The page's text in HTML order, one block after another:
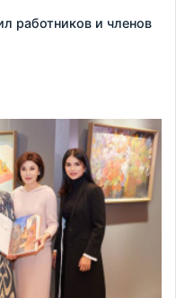
работников и членов